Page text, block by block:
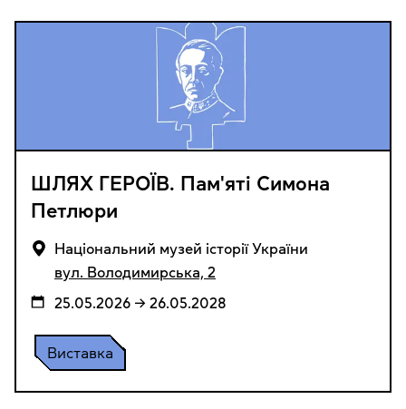
Виставка
ШЛЯХ ГЕРОЇВ. Пам'яті Симона
Петлюри
Національний музей історії України
вул. Володимирська, 2
25.05.2026 → 26.05.2028